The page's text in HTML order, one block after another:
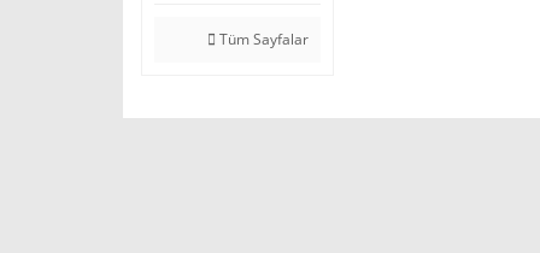
Tüm Sayfalar